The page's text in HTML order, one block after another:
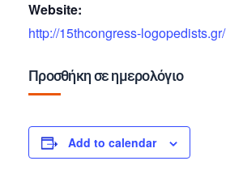
Website:
http://15thcongress-logopedists.gr/
Προσθήκη σε ημερολόγιο
Add to calendar